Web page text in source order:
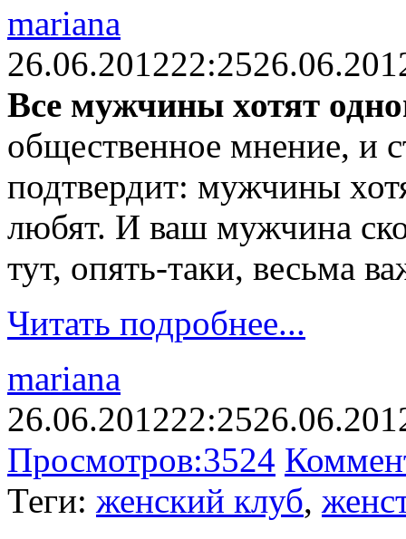
mariana
26.06.201222:25
Все мужчины хотят
общественное мнение, и
подтвердит: мужчины
любят. И ваш мужчина
тут, опять-таки, весьма
Читать подробнее...
mariana
26.06.201222:25
Просмотров:3524
Теги: женский клуб,